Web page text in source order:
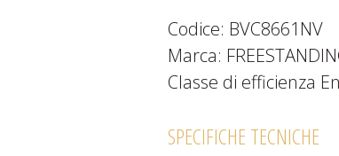
Codice: BVC8661NV
Marca:
Classe di efficienza
SPECIFICHE TECNICHE